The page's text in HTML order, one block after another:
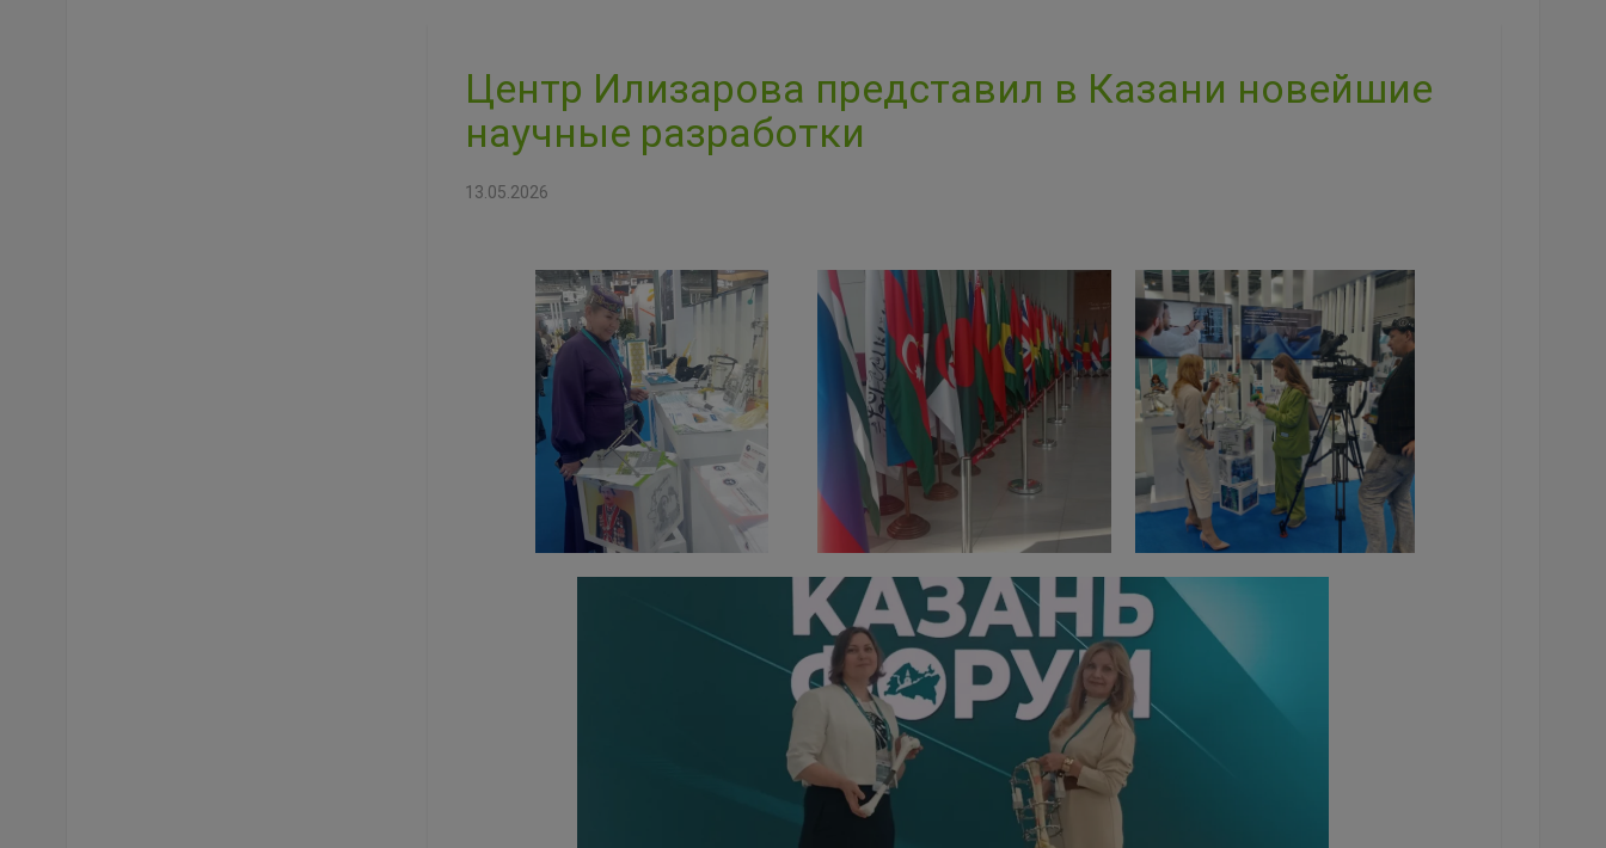
Центр Илизарова представил в Казани новейшие
научные разработки
13.05.2026